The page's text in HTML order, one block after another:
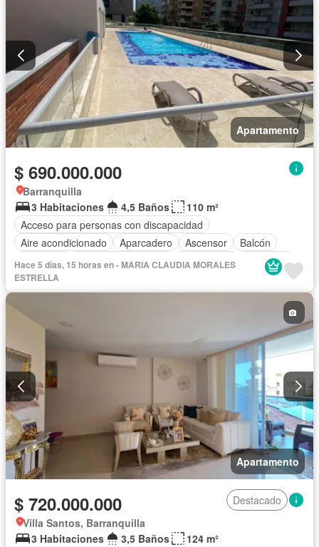
Apartamento
$ 690.000.000
Barranquilla
3 Habitaciones
4,5 Baños
110 m²
Acceso para personas con discapacidad
Aire acondicionado
Aparcadero Ascensor
Balcón
Barbecue
Caseta de vigilancia Gas natural
Gimnasio
Jacuzzi
Hace 5 días, 15 horas en - MARIA CLAUDIA MORALES
ESTRELLA
Apartamento
$ 720.000.000
Destacado
Villa Santos, Barranquilla
3 Habitaciones
3,5 Baños
124 m²